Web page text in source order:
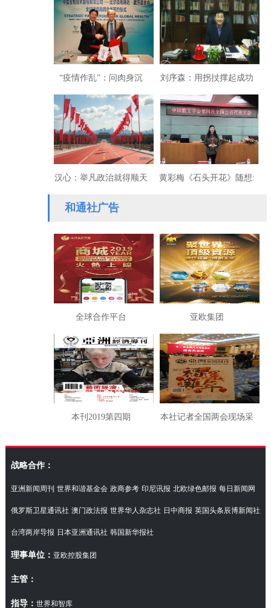
影业录播《祖国生日快
乐》
赤诚发心为要？
“疫情作乱”：问肉身沉
重，谁能作主？
刘序森：用拐扙撑起成功
人生的湖南企业家
汉心：举凡政治就得顺天
应人为中国人服务
黄彩梅《石头开花》随想:
信任与承诺
和通社广告
全球合作平台 亚欧集团
本刊2019第四期 本社记者全国两会现场采
访湖南代表团
战略合作：
亚洲新闻周刊 世界和谐基金会 政商参考 印尼讯报 北欧绿色邮报 每日新闻网
俄罗斯卫星通讯社 澳门政法报 世界华人杂志社 日中商报 英国头条辰博新闻社
台湾两岸导报 日本亚洲通讯社 韩国新华报社
理事单位： 亚欧控股集团
主管：
指导： 世界和智库